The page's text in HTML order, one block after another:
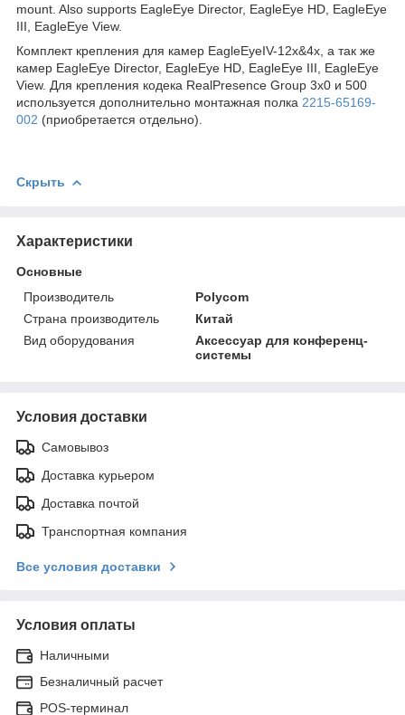
mount. Also supports EagleEye Director, EagleEye HD, EagleEye
III, EagleEye View.
Комплект крепления для камер EagleEyeIV-12x&4x, а так же
камер EagleEye Director, EagleEye HD, EagleEye III, EagleEye
View. Для крепления кодека RealPresence Group 3x0 и 500
используется дополнительно монтажная полка 2215-65169-
002 (приобретается отдельно).
Скрыть
Характеристики
Основные
Производитель
Polycom
Страна производитель
Китай
Вид оборудования
Аксессуар для конференц-
системы
Условия доставки
Самовывоз
Доставка курьером
Доставка почтой
Транспортная компания
Все условия доставки
Условия оплаты
Наличными
Безналичный расчет
POS-терминал